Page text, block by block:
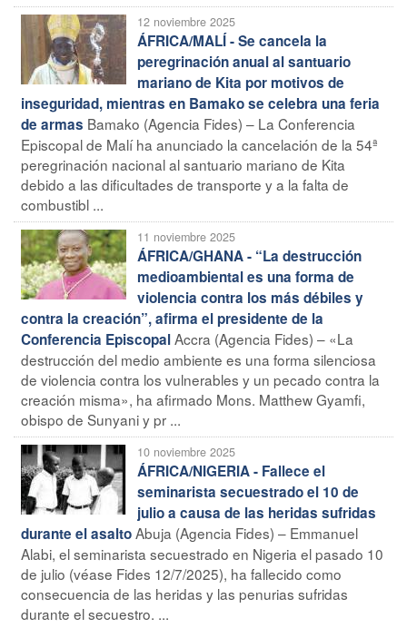
12 noviembre 2025
ÁFRICA/MALÍ - Se cancela la
peregrinación anual al santuario
mariano de Kita por motivos de
inseguridad, mientras en Bamako se celebra una feria
de armas Bamako (Agencia Fides) – La Conferencia
Episcopal de Malí ha anunciado la cancelación de la 54ª
peregrinación nacional al santuario mariano de Kita
debido a las dificultades de transporte y a la falta de
combustibl ...
11 noviembre 2025
ÁFRICA/GHANA - “La destrucción
medioambiental es una forma de
violencia contra los más débiles y
contra la creación”, afirma el presidente de la
Conferencia EpiscopalAccra (Agencia Fides) – «La
destrucción del medio ambiente es una forma silenciosa
de violencia contra los vulnerables y un pecado contra la
creación misma», ha afirmado Mons. Matthew Gyamfi,
obispo de Sunyani y pr ...
10 noviembre 2025
ÁFRICA/NIGERIA - Fallece el
seminarista secuestrado el 10 de
julio a causa de las heridas sufridas
durante el asaltoAbuja (Agencia Fides) – Emmanuel
Alabi, el seminarista secuestrado en Nigeria el pasado 10
de julio (véase Fides 12/7/2025), ha fallecido como
consecuencia de las heridas y las penurias sufridas
durante el secuestro. ...